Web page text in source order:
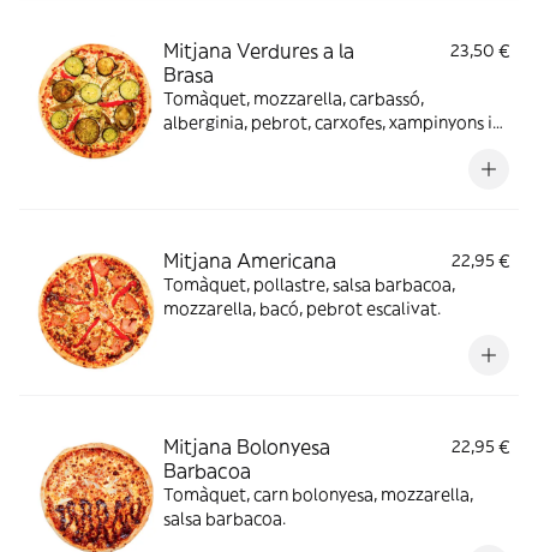
Mitjana Verdures a la
Brasa
23,50 €
Tomàquet, mozzarella, carbassó,
alberginia, pebrot, carxofes, xampinyons i
Mitjana Americana
22,95 €
Tomàquet, pollastre, salsa barbacoa,
mozzarella, bacó, pebrot escalivat.
Mitjana Bolonyesa
Barbacoa
22,95 €
Tomàquet, carn bolonyesa, mozzarella,
salsa barbacoa.